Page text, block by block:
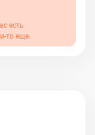
есть
то еще.